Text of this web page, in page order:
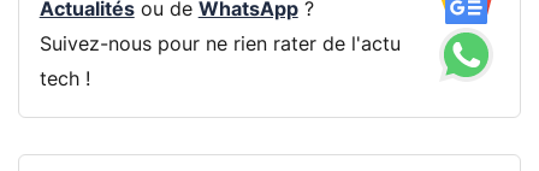
Actualitésou de WhatsApp?
Suivez-nous pour ne rien rater de l'actu
tech !